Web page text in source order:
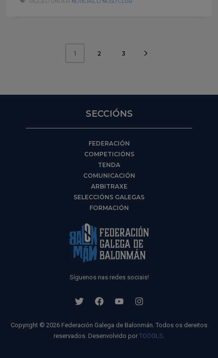
1 2 3
SECCIÓNS
FEDERACIÓN
COMPETICIÓNS
TENDA
COMUNICACIÓN
ARBITRAXE
SELECCIÓNS GALEGAS
FORMACIÓN
Síguenos nas redes sociais!
Copyright © 2026 Federación Galega de Balonmán. Todos os dereitos
reservados. Desenvolvido por TOOOLS.